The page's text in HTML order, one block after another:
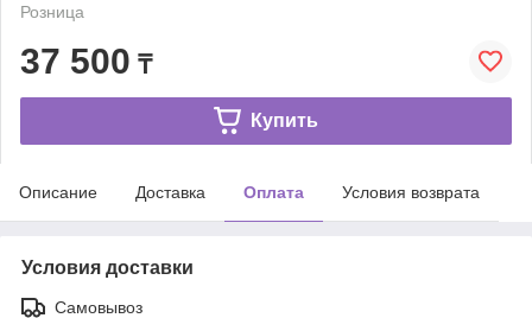
Розница
37 500 ₸
Купить
Описание Доставка Оплата Условия возврата
Условия доставки
Самовывоз